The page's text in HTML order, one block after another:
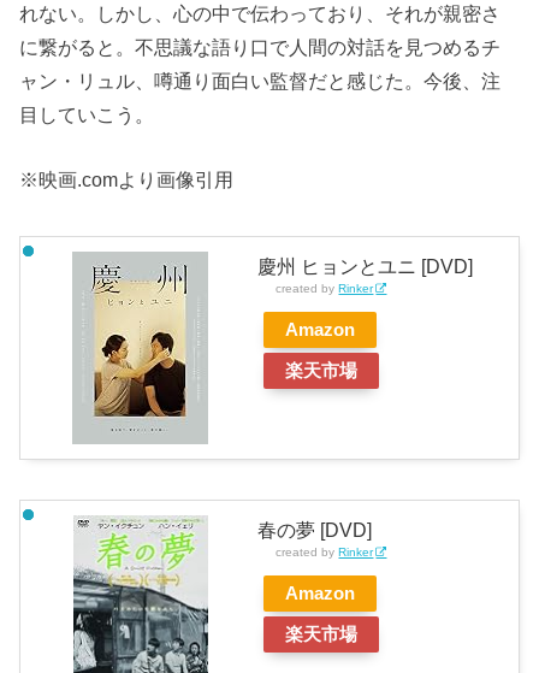
れない。しかし、心の中で伝わっており、それが親密さ
に繋がると。不思議な語り口で人間の対話を見つめるチ
ャン・リュル、噂通り面白い監督だと感じた。今後、注
目していこう。
※映画.comより画像引用
慶州 ヒョンとユニ [DVD]
created byRinker
Amazon
楽天市場
春の夢 [DVD]
created byRinker
Amazon
楽天市場